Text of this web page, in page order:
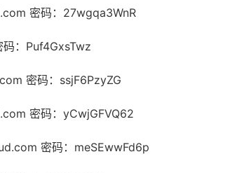
密码：27wgqa3WnR
码：Puf4GxsTwz
密码：ssjF6PzyZG
密码：yCwjGFVQ62
密码：meSEwwFd6p